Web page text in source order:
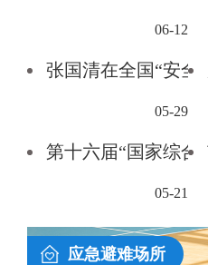
06-12
张国清在全国“安全生产月”活动启动
05-29
第十六届“国家综合防灾减灾与可持续发
05-21
应急避难场所